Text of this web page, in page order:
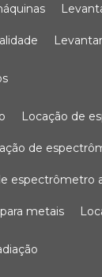
locação de
de
espectrômetro
metais